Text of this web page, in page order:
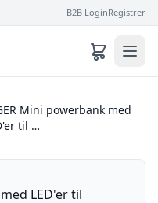
B2B LoginRegistrer
Mini powerbank med
til …